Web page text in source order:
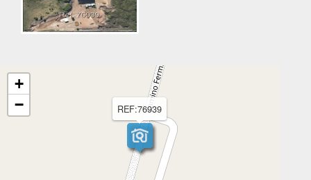
REF:76939
+
−